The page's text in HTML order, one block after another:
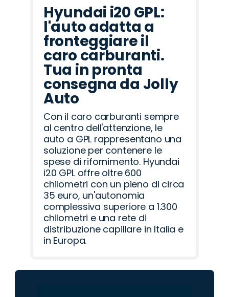
Hyundai i20 GPL:
l'auto adatta a
fronteggiare il
caro carburanti.
Tua in pronta
consegna da Jolly
Auto
Con il caro carburanti sempre
al centro dell'attenzione, le
auto a GPL rappresentano una
soluzione per contenere le
spese di rifornimento. Hyundai
i20 GPL offre oltre 600
chilometri con un pieno di circa
35 euro, un'autonomia
complessiva superiore a 1.300
chilometri e una rete di
distribuzione capillare in Italia e
in Europa.